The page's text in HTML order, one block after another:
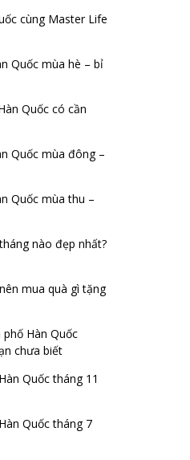
cùng Master Life
Quốc mùa hè – bỉ
Quốc có cần
Quốc mùa đông –
Quốc mùa thu –
nào đẹp nhất?
mua quà gì tặng
Hàn Quốc
chưa biết
Quốc tháng 11
Quốc tháng 7